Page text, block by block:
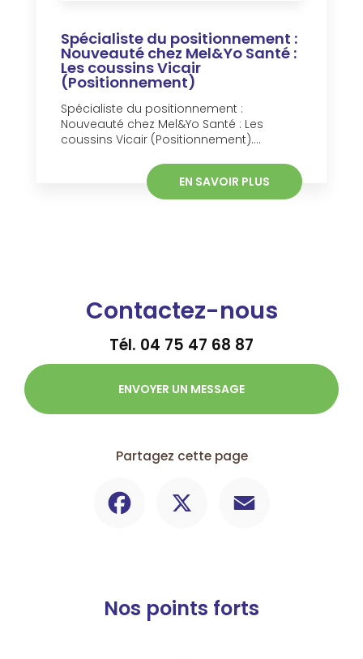
Spécialiste du positionnement :
Nouveauté chez Mel&Yo Santé :
Les coussins Vicair
(Positionnement)
Spécialiste du positionnement :
Nouveauté chez Mel&Yo Santé : Les
coussins Vicair (Positionnement)....
EN SAVOIR PLUS
Contactez-nous
Tél. 04 75 47 68 87
ENVOYER UN MESSAGE
Partagez cette page
Nos points forts